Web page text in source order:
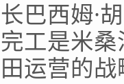
巴西姆·
工是米
运营的